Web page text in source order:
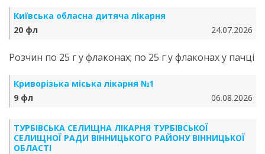
Київська обласна дитяча лікарня
20 фл
24.07.2026
Розчин по 25 г у флаконах; по 25 г у флаконах у пачці
Криворізька міська лікарня №1
9 фл
06.08.2026
ТУРБІВСЬКА СЕЛИЩНА ЛІКАРНЯ ТУРБІВСЬКОЇ
СЕЛИЩНОЇ РАДИ ВІННИЦЬКОГО РАЙОНУ ВІННИЦЬКОЇ
ОБЛАСТІ